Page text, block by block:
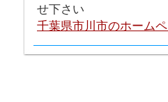
せ下さい
千葉県市川市のホーム